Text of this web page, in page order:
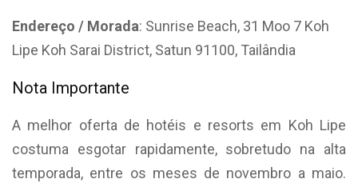
Endereço / Morada: Sunrise Beach, 31 Moo 7 Koh
Lipe Koh Sarai District, Satun 91100, Tailândia
Nota Importante
A melhor oferta de hotéis e resorts em Koh Lipe
costuma esgotar rapidamente, sobretudo na alta
temporada, entre os meses de novembro a maio.